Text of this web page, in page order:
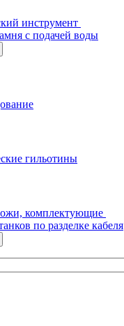
инструмент
с подачей воды
гильотины
комплектующие
по разделке кабеля